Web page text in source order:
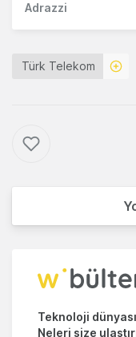
Adrazzi
Türk Telekom
Teknoloji
Neleri size